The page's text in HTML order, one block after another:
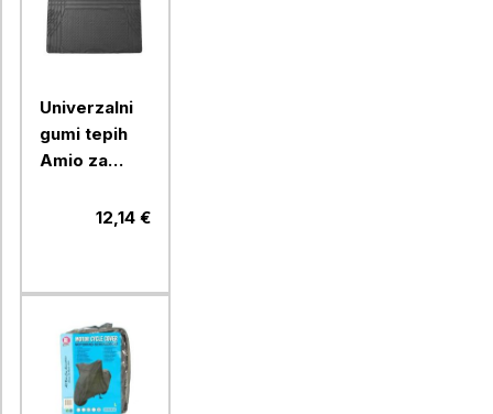
Univerzalni
gumi tepih
Amio za
12,14 €